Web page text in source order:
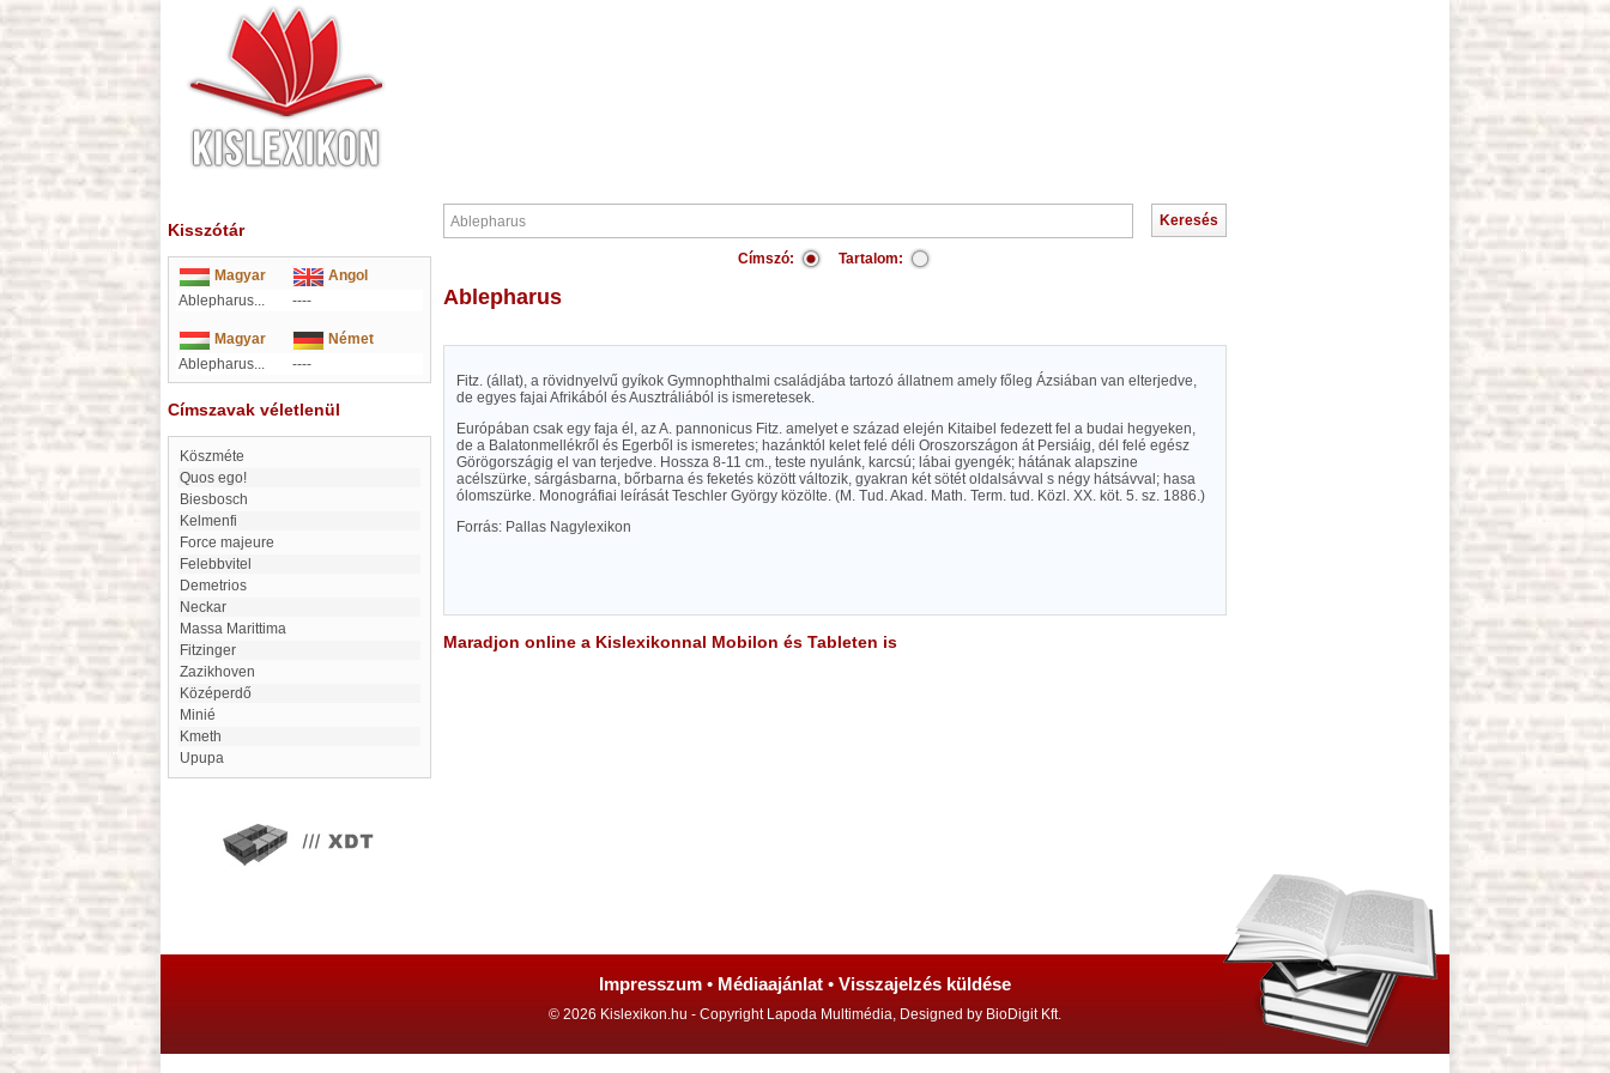
Kisszótár
Magyar
Angol
Ablepharus...
----
Magyar
Német
Ablepharus...
----
Címszavak véletlenül
Köszméte
Quos ego!
Biesbosch
Kelmenfi
force majeure
Felebbvitel
Demetrios
Neckar
Massa Marittima
Fitzinger
Zazikhoven
Középerdő
Minié
Kmeth
Upupa
Címszó: Tartalom:
Ablepharus
Fitz. (állat), a rövidnyelvű gyíkok Gymnophthalmi családjába tartozó állatnem amely főleg Ázsiában van elterjedve,
de egyes fajai Afrikából és Ausztráliából is ismeretesek.
Európában csak egy faja él, az A. pannonicus Fitz. amelyet e század elején Kitaibel fedezett fel a budai hegyeken,
de a Balatonmellékről és Egerből is ismeretes; hazánktól kelet felé déli Oroszországon át Persiáig, dél felé egész
Görögországig el van terjedve. Hossza 8-11 cm., teste nyulánk, karcsú; lábai gyengék; hátának alapszine
acélszürke, sárgásbarna, bőrbarna és feketés között változik, gyakran két sötét oldalsávval s négy hátsávval; hasa
ólomszürke. Monográfiai leírását Teschler György közölte. (M. Tud. Akad. Math. Term. tud. Közl. XX. köt. 5. sz. 1886.)
Forrás: Pallas Nagylexikon
Maradjon online a Kislexikonnal Mobilon és Tableten is
Impresszum • Médiaajánlat • Visszajelzés küldése
© 2026 Kislexikon.hu - Copyright Lapoda Multimédia, Designed by BioDigit Kft.